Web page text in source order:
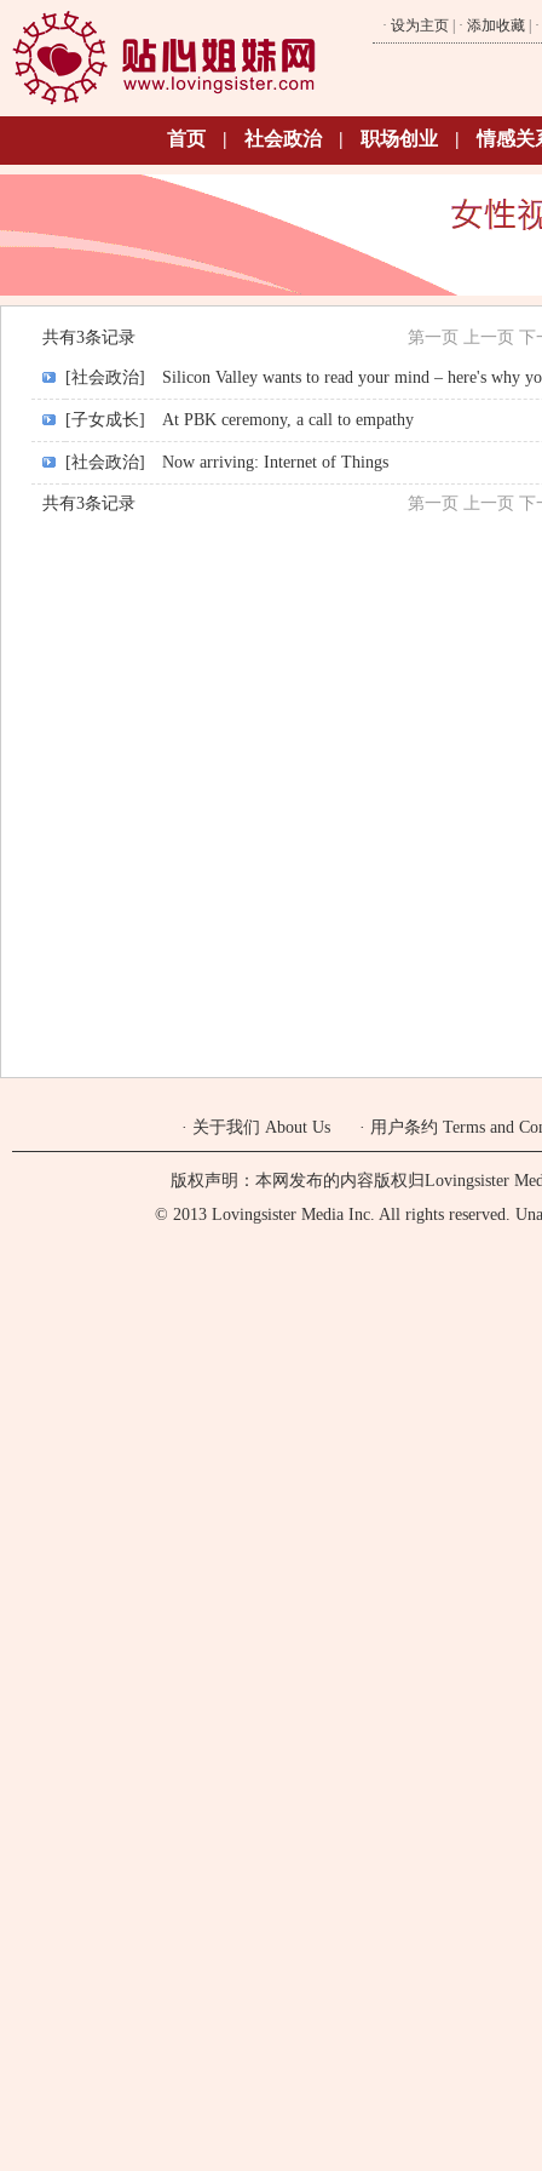
· 设为主页 | · 添加收藏 | ·
首页 | 社会政治 | 职场创业 | 情感关
共有3条记录 第一页 上一页 下
[社会政治] Silicon Valley wants to read your mind – here's why
[子女成长] At PBK ceremony, a call to empathy
[社会政治] Now arriving: Internet of Things
共有3条记录 第一页 上一页 下
· 关于我们 About Us · 用户条约 Terms and
版权声明：本网发布的内容版权归Lovingsister
© 2013 Lovingsister Media Inc. All rights reserved.